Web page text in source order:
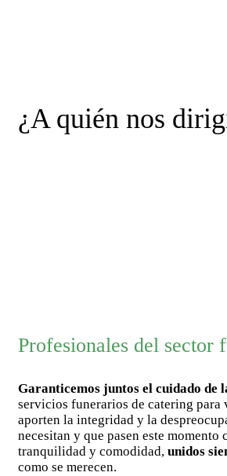
¿A quién nos
Profesionales del sector
Garanticemos juntos el cuidado de
servicios funerarios de catering para
aporten la integridad y la
necesitan y que pasen este momento
tranquilidad y comodidad, unidos
como se merecen.